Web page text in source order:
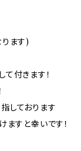
ます)
付きます！
しております
ますと幸いです！